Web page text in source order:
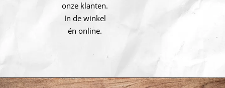
onze klanten.
In de winkel
én online.